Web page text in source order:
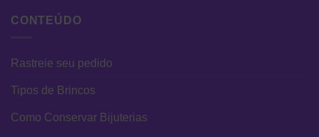
CONTEÚDO
Rastreie seu pedido
Tipos de Brincos
Como Conservar Bijuterias